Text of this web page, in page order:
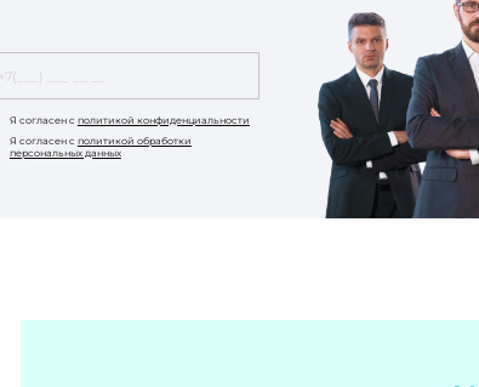
Я согласен с политикой конфиденциальности
Я согласен с политикой обработки
персональных данных